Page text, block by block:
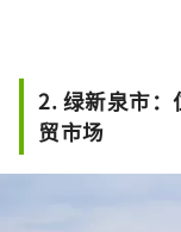
2. 绿新泉市：
贸市场